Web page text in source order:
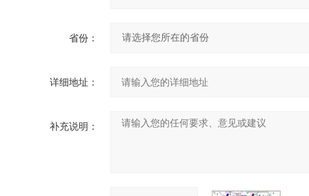
省份：
详细地址：
补充说明：